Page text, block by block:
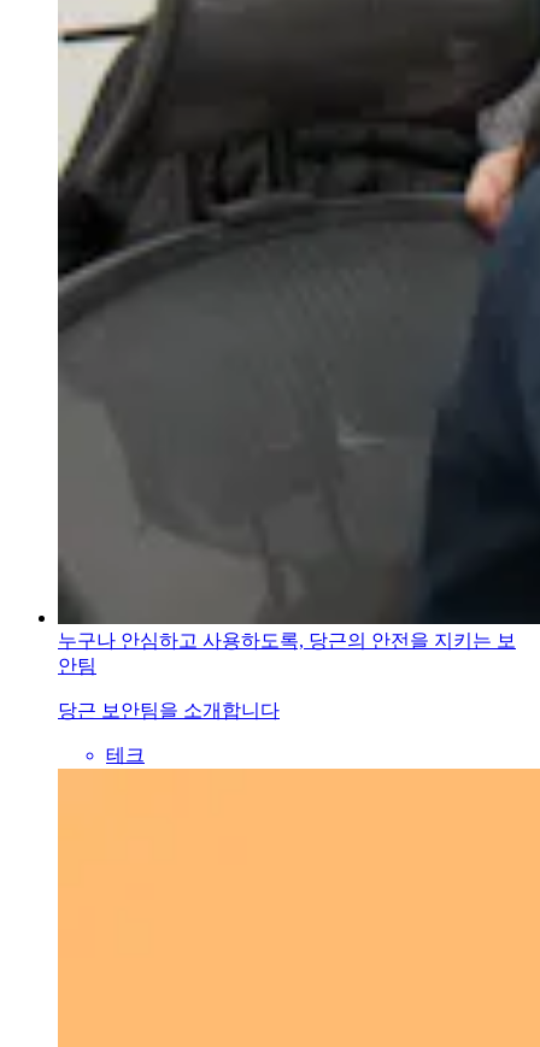
누구나 안심하고 사용하도록, 당근의 안전을 지키는 보
안팀
당근 보안팀을 소개합니다
테크